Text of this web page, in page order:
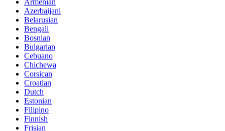
Armenian
Azerbaijani
Belarusian
Bengali
Bosnian
Bulgarian
Cebuano
Chichewa
Corsican
Croatian
Dutch
Estonian
Filipino
Finnish
Frisian